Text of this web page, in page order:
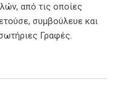
από τις οποίες
συμβούλευε και
Γραφές.